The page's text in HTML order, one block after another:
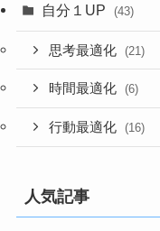
自分１UP (43)
思考最適化 (21)
時間最適化 (6)
行動最適化 (16)
人気記事